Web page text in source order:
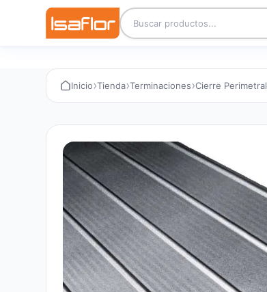
Inicio›Tienda›Terminaciones›Cierre Perimetral